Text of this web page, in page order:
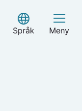
Språk
Select Language
Meny